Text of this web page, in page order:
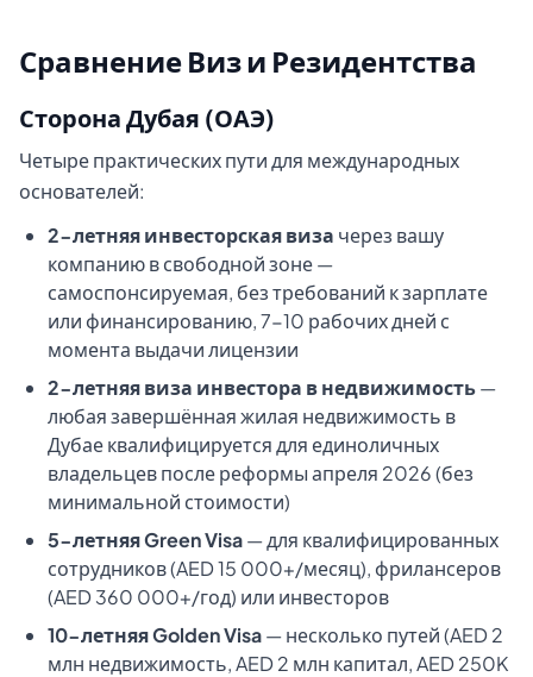
Сравнение Виз и Резидентства
Сторона Дубая (ОАЭ)
Четыре практических пути для международных
основателей:
2-летняя инвесторская виза через вашу
компанию в свободной зоне —
самоспонсируемая, без требований к зарплате
или финансированию, 7-10 рабочих дней с
момента выдачи лицензии
2-летняя виза инвестора в недвижимость—
любая завершённая жилая недвижимость в
Дубае квалифицируется для единоличных
владельцев после реформы апреля 2026 (без
минимальной стоимости)
5-летняя Green Visa— для квалифицированных
сотрудников (AED 15 000+/месяц), фрилансеров
(AED 360 000+/год) или инвесторов
10-летняя Golden Visa— несколько путей (AED 2
млн недвижимость, AED 2 млн капитал, AED 250K